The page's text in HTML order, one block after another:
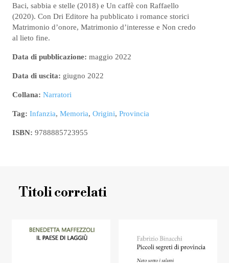
Baci, sabbia e stelle (2018) e Un caffè con Raffaello
(2020). Con Dri Editore ha pubblicato i romance storici
Matrimonio d’onore, Matrimonio d’interesse e Non credo
al lieto fine.
Data di pubblicazione: maggio 2022
Data di uscita: giugno 2022
Collana: Narratori
Tag: Infanzia, Memoria, Origini, Provincia
ISBN: 9788885723955
Titoli correlati